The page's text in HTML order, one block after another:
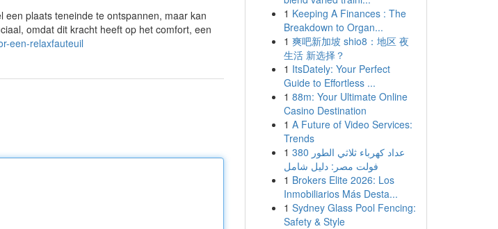
plaats teneinde te ontspannen, maar kan
omdat dit kracht heeft op het comfort, een
een-relaxfauteuil
1 Keeping A Finances : The
Breakdown to Organ...
1 爽吧新加坡 shio8：地区 夜
生活 新选择？
1 ItsDately: Your Perfect
Guide to Effortless ...
1 88m: Your Ultimate Online
Casino Destination
1 A Future of Video Services:
Trends
1 عداد كهرباء ثلاثي الطور 380
فولت مصر: دليل شامل
1 Brokers Elite 2026: Los
Inmobiliarios Más Desta...
1 Sydney Glass Pool Fencing:
Safety & Style